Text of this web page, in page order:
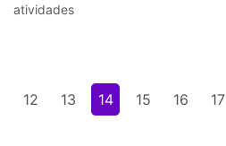
atividades
12 13 14 15 16 17